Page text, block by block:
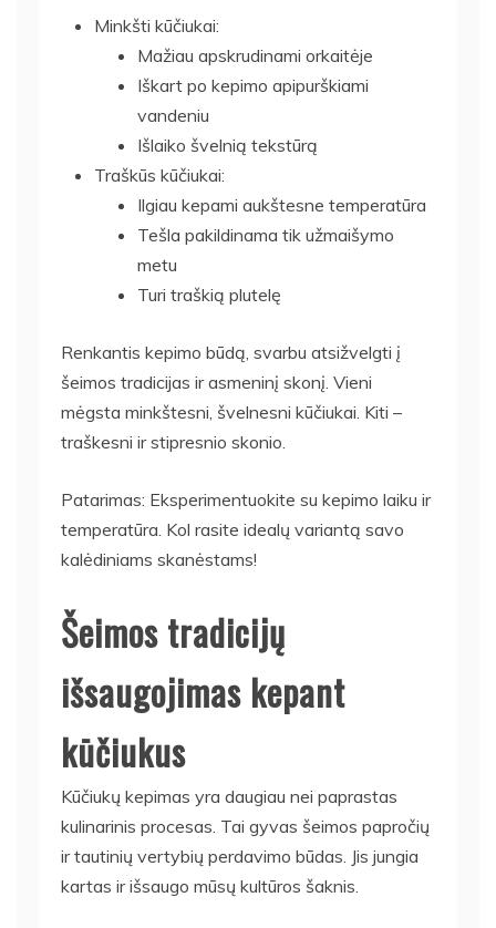
Minkšti kūčiukai:
Mažiau apskrudinami orkaitėje
Iškart po kepimo apipurškiami
vandeniu
Išlaiko švelnią tekstūrą
Traškūs kūčiukai:
Ilgiau kepami aukštesne temperatūra
Tešla pakildinama tik užmaišymo
metu
Turi traškią plutelę
Renkantis kepimo būdą, svarbu atsižvelgti į
šeimos tradicijas ir asmeninį skonį. Vieni
mėgsta minkštesni, švelnesni kūčiukai. Kiti –
traškesni ir stipresnio skonio.
Patarimas: Eksperimentuokite su kepimo laiku ir
temperatūra. Kol rasite idealų variantą savo
kalėdiniams skanėstams!
Šeimos tradicijų
išsaugojimas kepant
kūčiukus
Kūčiukų kepimas yra daugiau nei paprastas
kulinarinis procesas. Tai gyvas šeimos papročių
ir tautinių vertybių perdavimo būdas. Jis jungia
kartas ir išsaugo mūsų kultūros šaknis.